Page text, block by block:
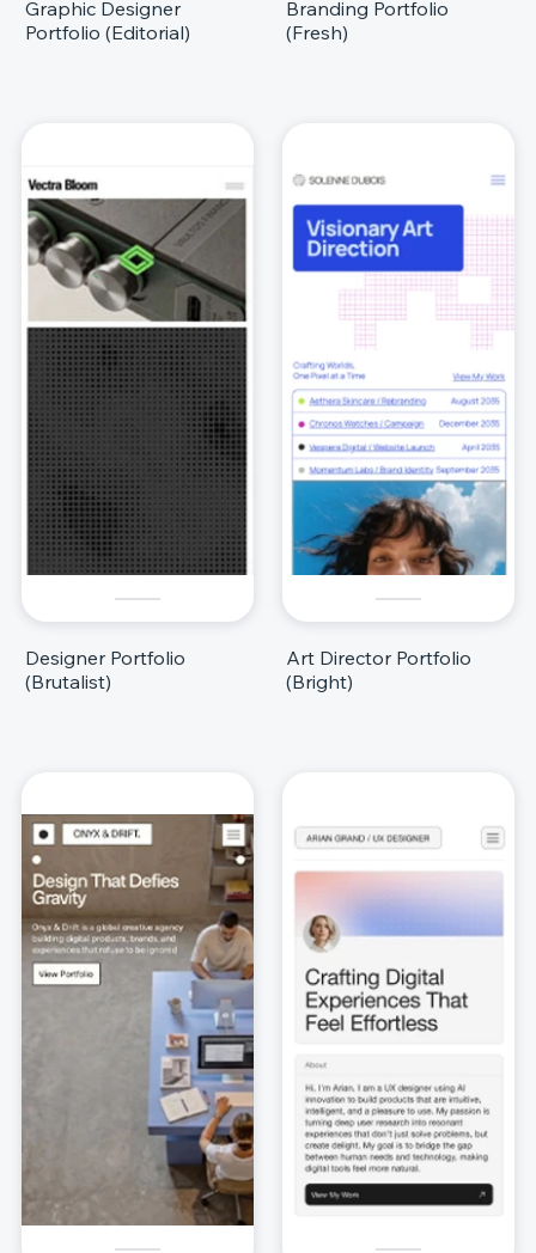
Graphic Designer
Portfolio (Editorial)
Branding Portfolio
(Fresh)
Designer Portfolio
(Brutalist)
Art Director Portfolio
(Bright)